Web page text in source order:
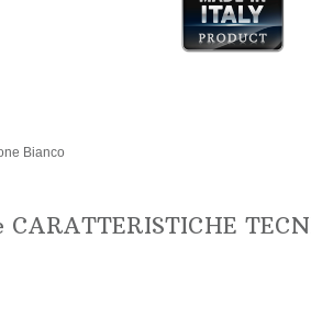
Bianco
CARATTERISTICHE